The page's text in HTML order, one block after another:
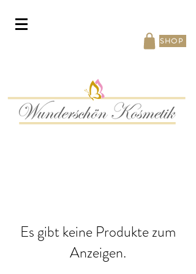
SHOP
Es gibt keine Produkte zum
Anzeigen.